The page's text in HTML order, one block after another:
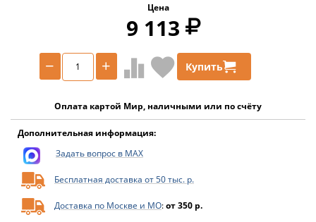
Цена
9 113
+
− Купить
Оплата картой Мир, наличными или по счёту
Дополнительная информация:
Задать вопрос в MAX
Бесплатная доставка от 50 тыс. р.
Доставка по Москве и МО:от 350 р.